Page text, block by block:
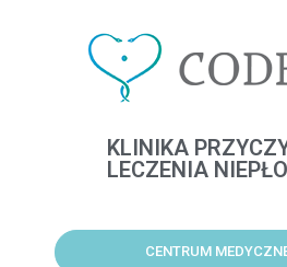
KLINIKA
LECZENIA
CENTRUM